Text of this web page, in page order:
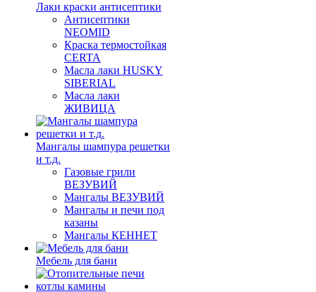
Лаки краски антисептики
Антисептики
NEOMID
Краска термостойкая
CERTA
Масла лаки HUSKY
SIBERIAL
Масла лаки
ЖИВИЦА
Мангалы шампура решетки
и т.д.
Газовые грили
ВЕЗУВИЙ
Мангалы ВЕЗУВИЙ
Мангалы и печи под
казаны
Мангалы КЕННЕТ
Мебель для бани